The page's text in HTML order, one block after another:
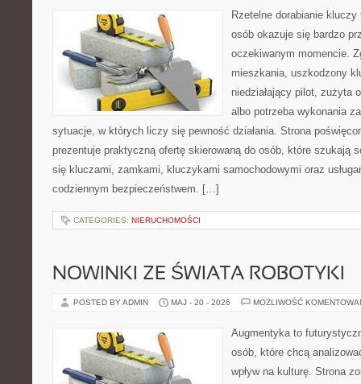
Rzetelne dorabianie kluczy
osób okazuje się bardzo
oczekiwanym momencie.
mieszkania, uszkodzony
niedziałający pilot, zużyta
albo potrzeba wykonania
sytuacje, w których liczy się pewność działania. Strona
prezentuje praktyczną ofertę skierowaną do osób, które szukają
się kluczami, zamkami, kluczykami samochodowymi oraz
codziennym bezpieczeństwem. […]
CATEGORIES: NIERUCHOMOŚCI
NOWINKI ZE ŚWIATA ROBOTYKI
POSTED BY ADMIN MAJ - 20 - 2026 MOŻLIWOŚĆ
Augmentyka to
osób, które chcą
wpływ na kulturę. Strona